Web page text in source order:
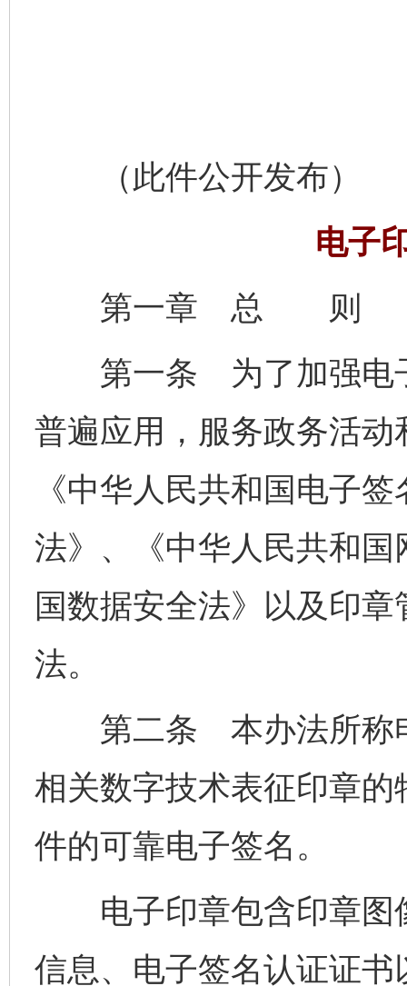
（此件公开发布）
电子
第一章 总 则
第一条 为了加强电子
普遍应用，服务政务活
《中华人民共和国电子
法》、《中华人民共和
国数据安全法》以及印
法。
第二条 本办法所称电
相关数字技术表征印章
件的可靠电子签名。
电子印章包含印章图
信息、电子签名认证证